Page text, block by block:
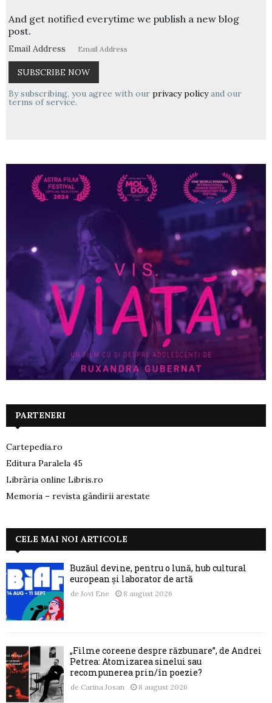
And get notified everytime we publish a new blog
post.
Email Address
By subscribing, you agree with our privacy policyand our
terms of service.
PARTENERI
Cartepedia.ro
Editura Paralela 45
Librăria online Libris.ro
Memoria – revista gândirii arestate
CELE MAI NOI ARTICOLE
Buzăul devine, pentru o lună, hub cultural
european și laborator de artă
de Jovi Ene 8 august 2026
„Filme coreene despre răzbunare”, de Andrei
Petrea: Atomizarea sinelui sau
recompunerea prin/în poezie?
de Carina Josan 8 august 2026